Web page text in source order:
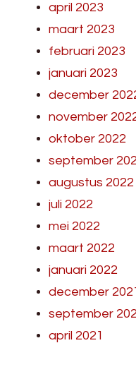
april 2023
maart 2023
februari 2023
januari 2023
december
november
oktober 2022
september
augustus 2022
juli 2022
mei 2022
maart 2022
januari 2022
december 2021
september
april 2021